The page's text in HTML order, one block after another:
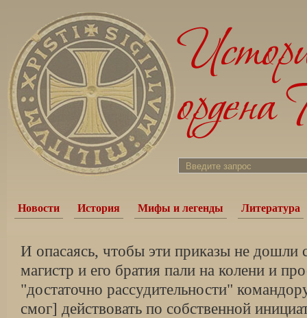
Новости История Мифы и легенды Литература
И опасаясь, чтобы эти приказы не дошли
магистр и его братия пали на колени и
"достаточно рассудительности"
смог] действовать по собственной